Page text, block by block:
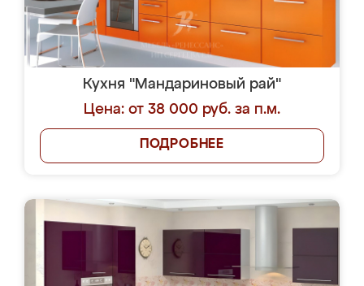
Кухня "Мандариновый рай"
Цена: от 38 000 руб. за п.м.
ПОДРОБНЕЕ